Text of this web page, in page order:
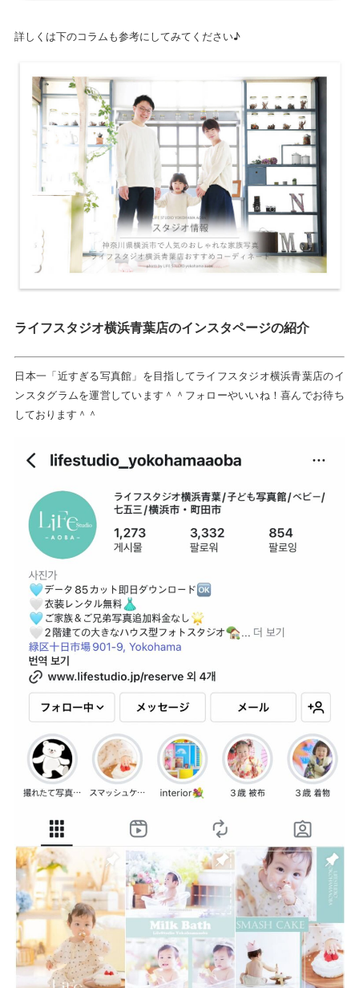
詳しくは下のコラムも参考にしてみてください♪
ライフスタジオ横浜青葉店のインスタページの紹介
日本一「近すぎる写真館」を目指してライフスタジオ横浜青葉店のイ
ンスタグラムを運営しています＾＾フォローやいいね！喜んでお待ち
しております＾＾